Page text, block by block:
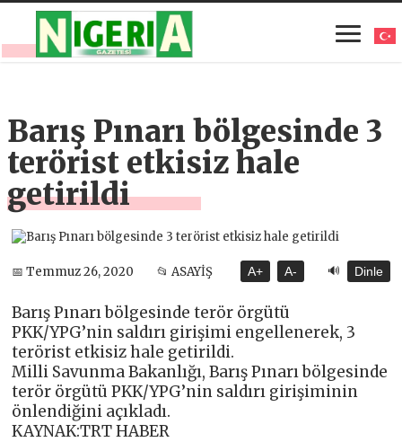
Barış Pınarı bölgesinde 3
terörist etkisiz hale
getirildi
📅 Temmuz 26, 2020 📂 ASAYİŞ A+ A- 🔊 Dinle
Barış Pınarı bölgesinde terör örgütü
PKK/YPG’nin saldırı girişimi engellenerek, 3
terörist etkisiz hale getirildi.
Milli Savunma Bakanlığı, Barış Pınarı bölgesinde
terör örgütü PKK/YPG’nin saldırı girişiminin
önlendiğini açıkladı.
KAYNAK:TRT HABER